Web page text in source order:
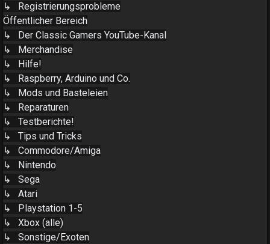
↳ Registrierungsprobleme
Öffentlicher Bereich
↳ Der Classic Gamers YouTube-Kanal
↳ Merchandise
↳ Hilfe!
↳ Raspberry, Arduino und Co.
↳ Mods und Basteleien
↳ Reparaturen
↳ Testberichte!
↳ Tips und Tricks
↳ Commodore/Amiga
↳ Nintendo
↳ Sega
↳ Atari
↳ Playstation 1-5
↳ Xbox (alle)
↳ Sonstige/Exoten